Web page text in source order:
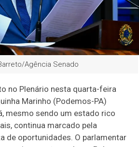
Agência Senado
no Plenário nesta quarta-feira
Marinho (Podemos-PA)
mesmo sendo um estado rico
continua marcado pela
de oportunidades. O parlamentar